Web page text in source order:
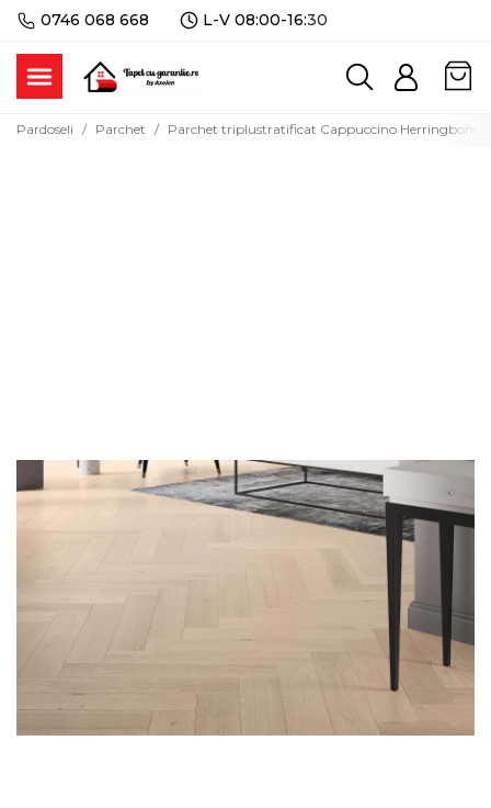
0746 068 668 L-V 08:00-16:30
Pardoseli Parchet Parchet triplustratificat Cappuccino Herringbone